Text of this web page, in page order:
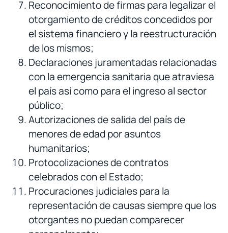
Reconocimiento de firmas para legalizar el
otorgamiento de créditos concedidos por
el sistema financiero y la reestructuración
de los mismos;
Declaraciones juramentadas relacionadas
con la emergencia sanitaria que atraviesa
el país así como para el ingreso al sector
público;
Autorizaciones de salida del país de
menores de edad por asuntos
humanitarios;
Protocolizaciones de contratos
celebrados con el Estado;
Procuraciones judiciales para la
representación de causas siempre que los
otorgantes no puedan comparecer